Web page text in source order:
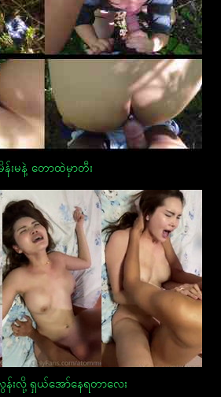
န်းမနဲ့ တောထဲမှာတီး
န်းလို့ ရှယ်အော်နေရတာလေး